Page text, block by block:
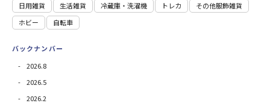
日用雑貨
⽣活雑貨 冷蔵庫・洗濯機 トレカ
その他服飾雑貨
ホビー
自転車
バックナンバー
2026.8
2026.5
2026.2